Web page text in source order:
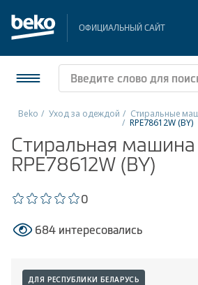
ОФИЦИАЛЬНЫЙ САЙТ
Холодильники и
Стиральные и сушильные
Посудомоечные машины
Плиты
Beko Уход за одеждой Стиральные
RPE78612W (BY)
Стиральная машина
RPE78612W (BY)
0
684 интересовались
ДЛЯ РЕСПУБЛИКИ БЕЛАРУСЬ